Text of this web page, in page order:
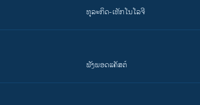
ທຸລະກິດ-ເທັກໂນໂລຈີ
ຟັງພອດແຄັສຕ໌